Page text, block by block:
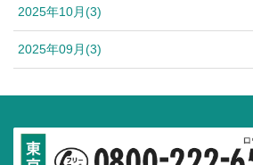
2025年10月(3)
2025年09月(3)